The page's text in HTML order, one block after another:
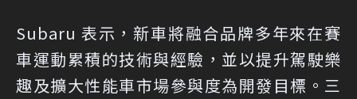
Subaru 表示，新車將融合品牌多年來在賽
車運動累積的技術與經驗，並以提升駕駛樂
趣及擴大性能車市場參與度為開發目標。三